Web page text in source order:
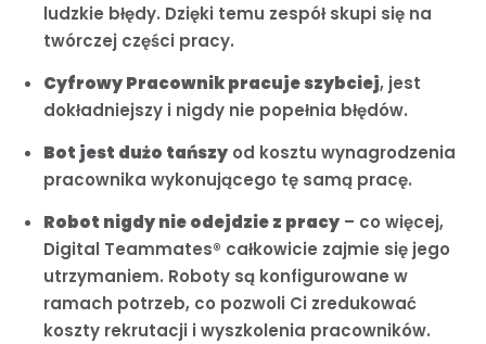
ludzkie błędy. Dzięki temu zespół skupi się na
twórczej części pracy.
Cyfrowy Pracownik pracuje szybciej, jest
dokładniejszy i nigdy nie popełnia błędów.
Bot jest dużo tańszy od kosztu wynagrodzenia
pracownika wykonującego tę samą pracę.
Robot nigdy nie odejdzie z pracy – co więcej,
Digital Teammates® całkowicie zajmie się jego
utrzymaniem. Roboty są konfigurowane w
ramach potrzeb, co pozwoli Ci zredukować
koszty rekrutacji i wyszkolenia pracowników.